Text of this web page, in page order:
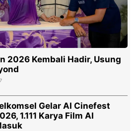
2026 Kembali Hadir, Usung
Gelar AI Cinefest
1.111 Karya Film AI